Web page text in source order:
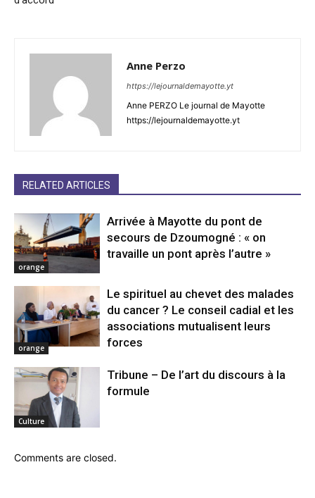
Anne Perzo
https://lejournaldemayotte.yt
Anne PERZO Le journal de Mayotte
https://lejournaldemayotte.yt
RELATED ARTICLES
orange
Arrivée à Mayotte du pont de
secours de Dzoumogné : « on
travaille un pont après l’autre »
orange
Le spirituel au chevet des malades
du cancer ? Le conseil cadial et les
associations mutualisent leurs
forces
Culture
Tribune – De l’art du discours à la
formule
Comments are closed.